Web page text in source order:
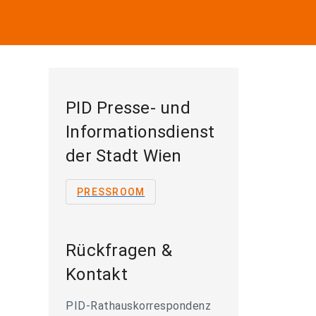
PID Presse- und
Informationsdienst
der Stadt Wien
PRESSROOM
Rückfragen &
Kontakt
PID-Rathauskorrespondenz